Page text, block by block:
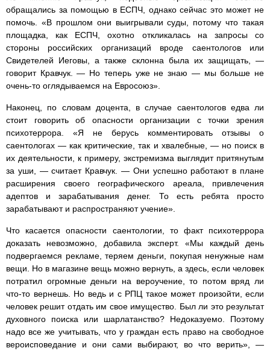
обращались за помощью в ЕСПЧ, однако сейчас это может не
помочь. «В прошлом они выигрывали суды, потому что такая
площадка, как ЕСПЧ, охотно откликалась на запросы со
стороны российских организаций вроде саентологов или
Свидетелей Иеговы, а также склонна была их защищать, —
говорит Кравчук. — Но теперь уже не знаю — мы больше не
очень-то оглядываемся на Евросоюз».
Наконец, по словам доцента, в случае саентологов едва ли
стоит говорить об опасности организации с точки зрения
психотеррора. «Я не берусь комментировать отзывы о
саентологах — как критические, так и хвалебные, — но поиск в
их деятельности, к примеру, экстремизма выглядит притянутым
за уши, — считает Кравчук. — Они успешно работают в плане
расширения своего географического ареала, привлечения
адептов и зарабатывания денег. То есть ребята просто
зарабатывают и распространяют учение».
Что касается опасности саентологии, то факт психотеррора
доказать невозможно, добавила эксперт. «Мы каждый день
подвергаемся рекламе, теряем деньги, покупая ненужные нам
вещи. Но в магазине вещь можно вернуть, а здесь, если человек
потратил огромные деньги на вероучение, то потом вряд ли
что-то вернешь. Но ведь и с РПЦ такое может произойти, если
человек решит отдать им свое имущество. Был ли это результат
духовного поиска или шарлатанство? Недоказуемо. Поэтому
надо все же учитывать, что у граждан есть право на свободное
вероисповедание и они сами выбирают, во что верить», —